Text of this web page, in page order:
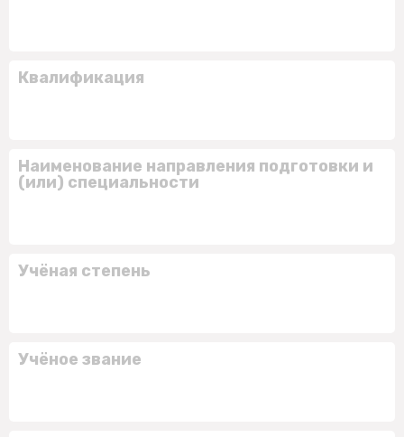
Квалификация
Наименование направления подготовки и
(или) специальности
Учёная степень
Учёное звание